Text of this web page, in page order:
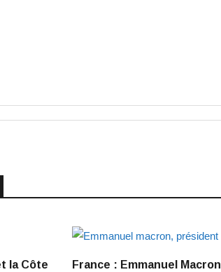
la Côte
France : Emmanuel Macron